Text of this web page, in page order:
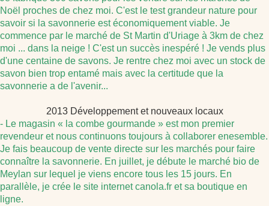
Noël proches de chez moi. C'est le test grandeur nature pour
savoir si la savonnerie est économiquement viable. Je
commence par le marché de St Martin d'Uriage à 3km de chez
moi ... dans la neige ! C'est un succès inespéré ! Je vends plus
d'une centaine de savons. Je rentre chez moi avec un stock de
savon bien trop entamé mais avec la certitude que la
savonnerie a de l'avenir...
2013 Développement et nouveaux locaux
- Le magasin « la combe gourmande » est mon premier
revendeur et nous continuons toujours à collaborer enesemble.
Je fais beaucoup de vente directe sur les marchés pour faire
connaître la savonnerie. En juillet, je débute le marché bio de
Meylan sur lequel je viens encore tous les 15 jours. En
parallèle, je crée le site internet canola.fr et sa boutique en
ligne.